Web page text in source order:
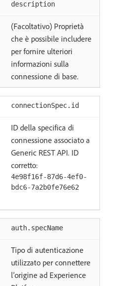
description
(Facoltativo) Proprietà
che è possibile includere
per fornire ulteriori
informazioni sulla
connessione di base.
connectionSpec.id
ID della specifica di
connessione associato a
Generic REST API. ID
corretto:
4e98f16f-87d6-4ef0-
bdc6-7a2b0fe76e62
auth.specName
Tipo di autenticazione
utilizzato per connettere
l’origine ad Experience